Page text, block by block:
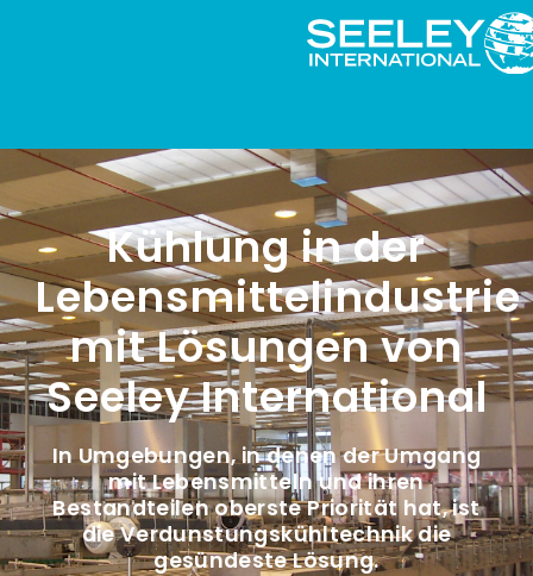
Kühlung in der
Lebensmittelindustrie
mit Lösungen von
Seeley International
In Umgebungen, in denen der Umgang
mit Lebensmitteln und ihren
Bestandteilen oberste Priorität hat, ist
die Verdunstungskühltechnik die
gesündeste Lösung.